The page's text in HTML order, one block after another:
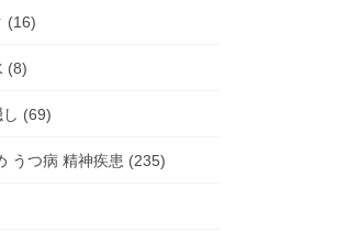
(16)
(8)
し (69)
うつ病 精神疾患 (235)